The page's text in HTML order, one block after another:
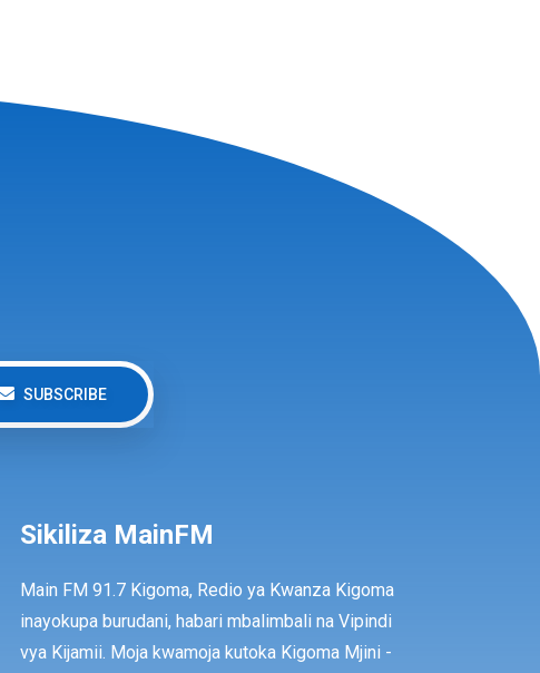
SUBSCRIBE
Sikiliza MainFM
Main FM 91.7 Kigoma, Redio ya Kwanza Kigoma
inayokupa burudani, habari mbalimbali na Vipindi
vya Kijamii. Moja kwamoja kutoka Kigoma Mjini -